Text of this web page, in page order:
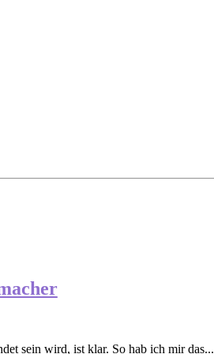
sein wird, ist klar. So hab ich mir das...